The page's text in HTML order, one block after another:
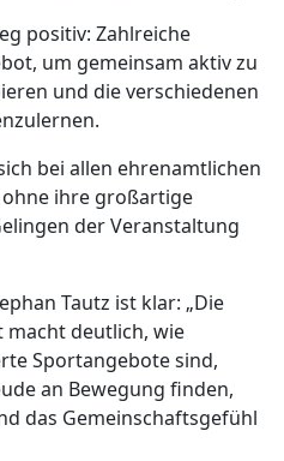
positiv: Zahlreiche
um gemeinsam aktiv zu
und die verschiedenen
bei allen ehrenamtlichen
ihre großartige
der Veranstaltung
Tautz ist klar: „Die
macht deutlich, wie
Sportangebote sind,
an Bewegung finden,
das Gemeinschaftsgefühl